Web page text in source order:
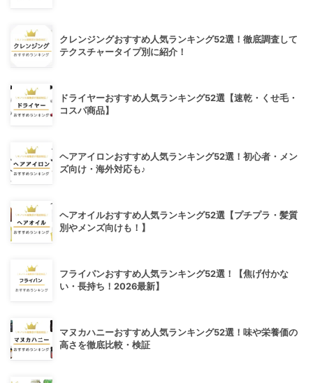
クレンジングおすすめ人気ランキング52選！徹底調査して
テクスチャータイプ別に紹介！
ドライヤーおすすめ人気ランキング52選【速乾・くせ毛・
コスパ商品】
ヘアアイロンおすすめ人気ランキング52選！初心者・メン
ズ向け・海外対応も♪
ヘアオイルおすすめ人気ランキング52選【プチプラ・髪質
別やメンズ向けも！】
フライパンおすすめ人気ランキング52選！【焦げ付かな
い・長持ち！2026最新】
マヌカハニーおすすめ人気ランキング52選！味や栄養価の
高さを徹底比較・検証